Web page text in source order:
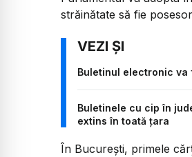
străinătate să fie
Buletinul electronic va
Buletinele cu cip în
extins în toată țara
În București, primele